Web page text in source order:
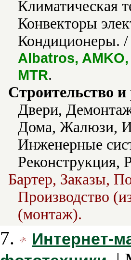
Климатическая
Конвекторы
Кондиционеры.
Albatros,
MTR.
Строительство
Двери,
Дома, Жалюзи,
Инженерные
Реконструкция,
Бартер, Заказы,
Производство
(монтаж).
7.
Интернет-